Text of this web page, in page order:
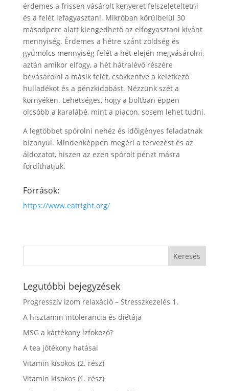
érdemes a frissen vásárolt kenyeret felszeleteltetni
és a felét lefagyasztani. Mikróban körülbelül 30
másodperc alatt kiengedhető az elfogyasztani kívánt
mennyiség. Érdemes a hétre szánt zöldség és
gyümölcs mennyiség felét a hét elején megvásárolni,
aztán amikor elfogy, a hét hátralévő részére
bevásárolni a másik felét, csökkentve a keletkező
hulladékot és a pénzkidobást. Nézzünk szét a
környéken. Lehetséges, hogy a boltban éppen
olcsóbb a karalábé, mint a piacon, sosem lehet tudni.
A legtöbbet spórolni nehéz és időigényes feladatnak
bizonyul. Mindenképpen megéri a tervezést és az
áldozatot, hiszen az ezen spórolt pénzt másra
fordíthatjuk.
Források:
https://www.eatright.org/
Legutóbbi bejegyzések
Progresszív izom relaxáció – Stresszkezelés 1.
A hisztamin intolerancia és diétája
MSG a kártékony ízfokozó?
A tea jótékony hatásai
Vitamin kisokos (2. rész)
Vitamin kisokos (1. rész)